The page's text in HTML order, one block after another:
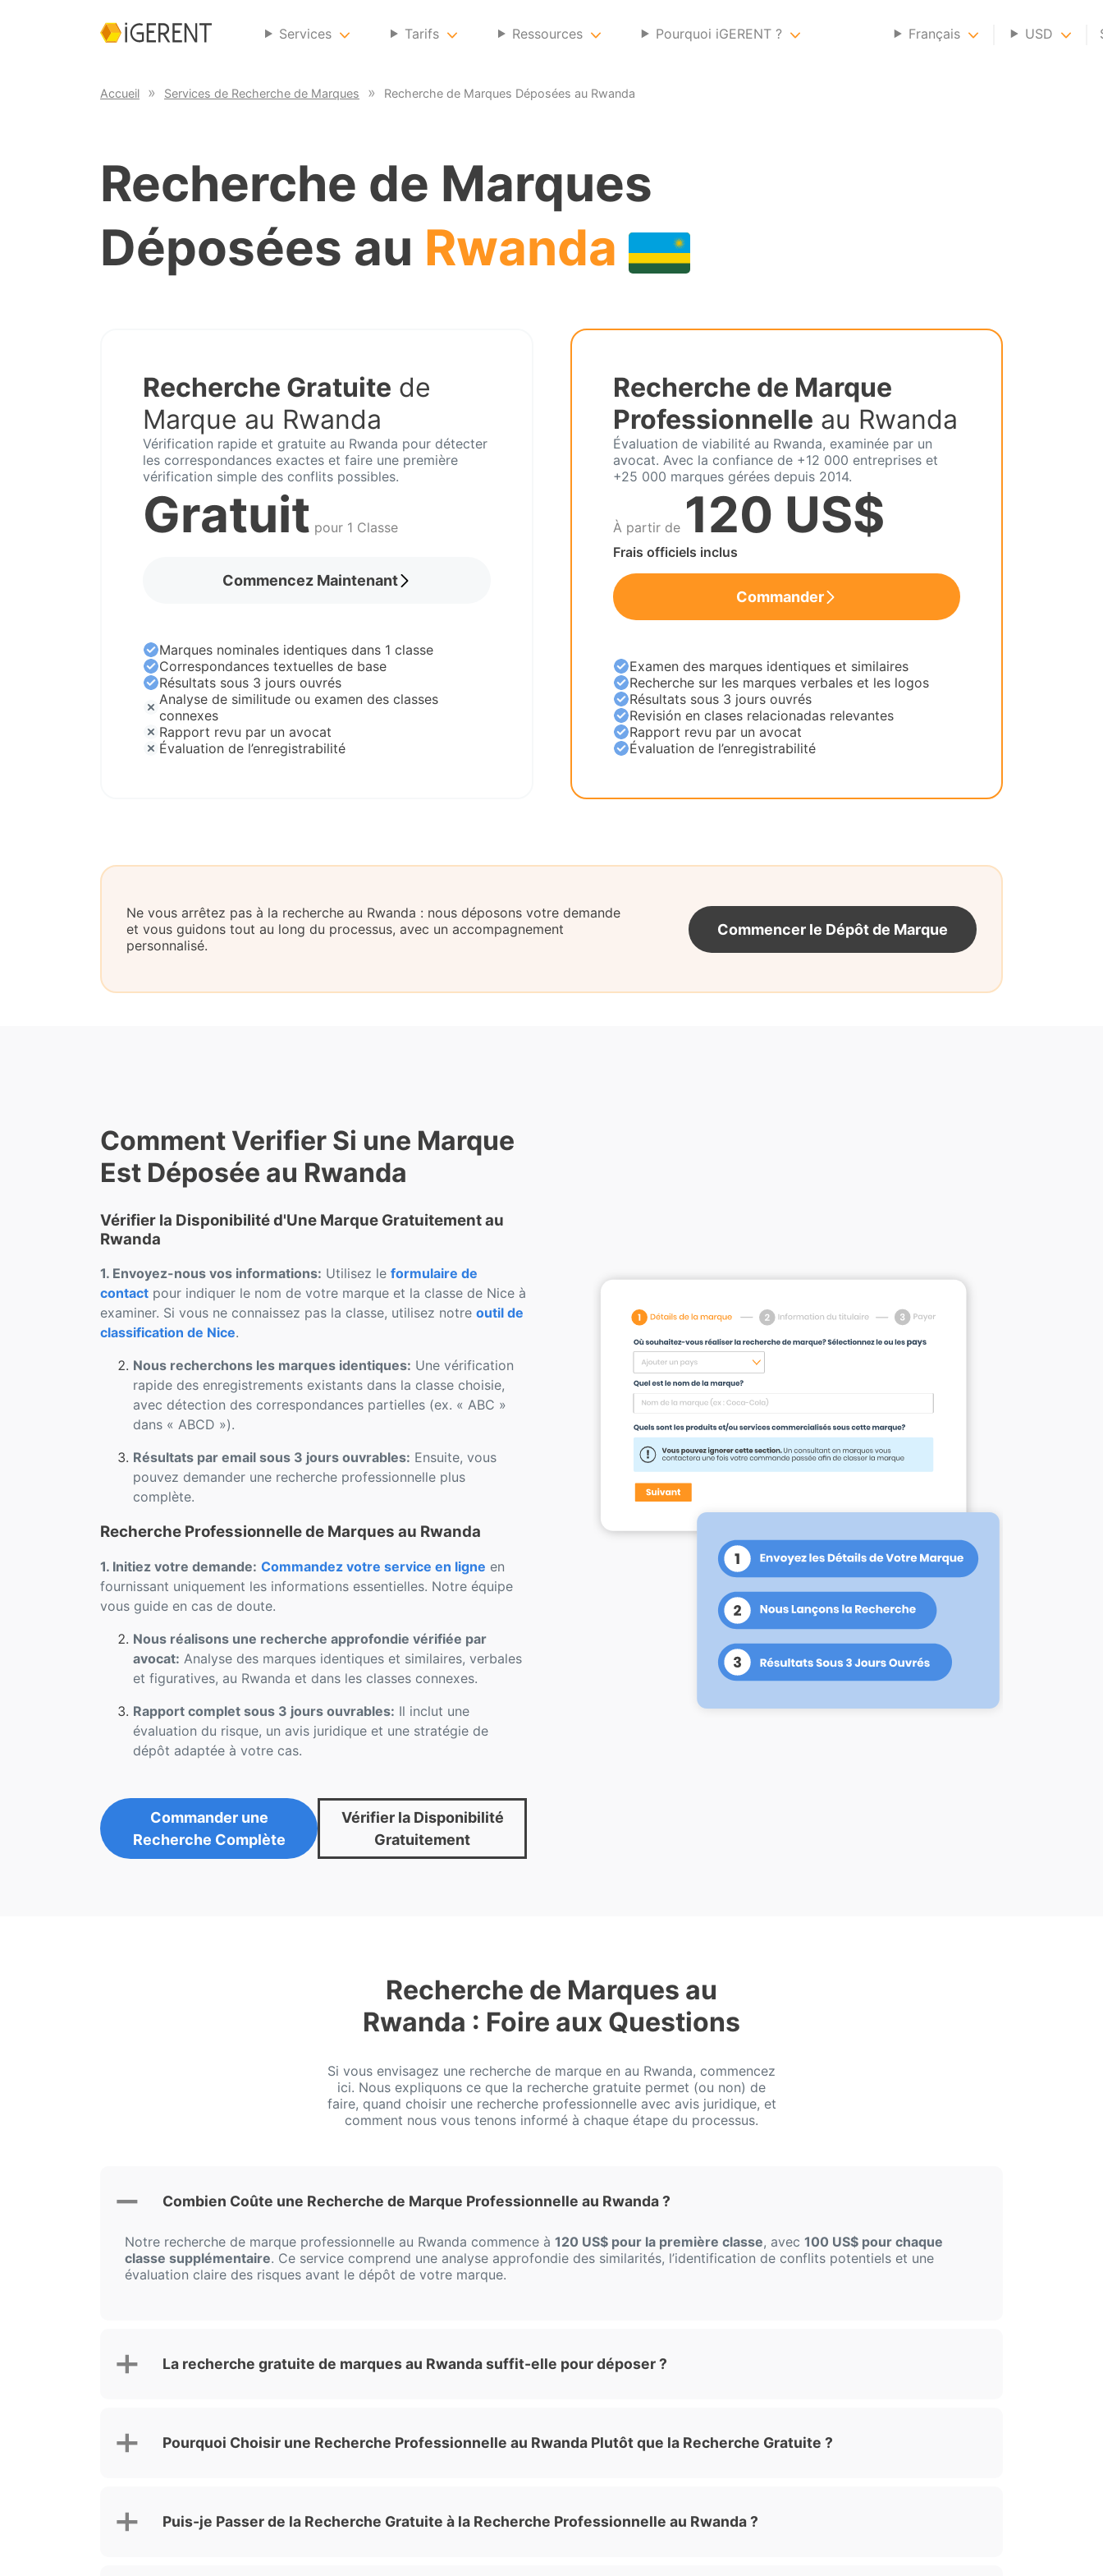
Services Tarifs Ressources Pourquoi iGERENT ? Français USD
Accueil Services de Recherche de Marques Recherche de Marques Déposées au Rwanda
Recherche de Marques
Déposées au Rwanda
Recherche Gratuite de
Marque au Rwanda
Vérification rapide et gratuite au Rwanda pour détecter
les correspondances exactes et faire une première
vérification simple des conflits possibles.
Gratuit pour 1 Classe
Commencez Maintenant
Marques nominales identiques dans 1 classe
Correspondances textuelles de base
Résultats sous 3 jours ouvrés
Analyse de similitude ou examen des classes
connexes
Rapport revu par un avocat
Évaluation de l’enregistrabilité
Recherche de Marque
Professionnelle au Rwanda
Évaluation de viabilité au Rwanda, examinée par un
avocat. Avec la confiance de +12 000 entreprises et
+25 000 marques gérées depuis 2014.
À partir de 120 US$
Frais officiels inclus
Commander
Examen des marques identiques et similaires
Recherche sur les marques verbales et les logos
Résultats sous 3 jours ouvrés
Revisión en clases relacionadas relevantes
Rapport revu par un avocat
Évaluation de l’enregistrabilité
Ne vous arrêtez pas à la recherche au Rwanda : nous déposons votre demande
et vous guidons tout au long du processus, avec un accompagnement
personnalisé.
Commencer le Dépôt de Marque
Comment Verifier Si une Marque
Est Déposée au Rwanda
Vérifier la Disponibilité d'Une Marque Gratuitement au
Rwanda
1. Envoyez-nous vos informations: Utilisez le formulaire de
contact pour indiquer le nom de votre marque et la classe de Nice à
examiner. Si vous ne connaissez pas la classe, utilisez notre outil de
classification de Nice.
Nous recherchons les marques identiques: Une vérification
rapide des enregistrements existants dans la classe choisie,
avec détection des correspondances partielles (ex. « ABC »
dans « ABCD »).
Résultats par email sous 3 jours ouvrables: Ensuite, vous
pouvez demander une recherche professionnelle plus
complète.
Recherche Professionnelle de Marques au Rwanda
1. Initiez votre demande: Commandez votre service en ligne en
fournissant uniquement les informations essentielles. Notre équipe
vous guide en cas de doute.
Nous réalisons une recherche approfondie vérifiée par
avocat: Analyse des marques identiques et similaires, verbales
et figuratives, au Rwanda et dans les classes connexes.
Rapport complet sous 3 jours ouvrables: Il inclut une
évaluation du risque, un avis juridique et une stratégie de
dépôt adaptée à votre cas.
Commander une
Recherche Complète
Vérifier la Disponibilité
Gratuitement
Recherche de Marques au
Rwanda : Foire aux Questions
Si vous envisagez une recherche de marque en au Rwanda, commencez
ici. Nous expliquons ce que la recherche gratuite permet (ou non) de
faire, quand choisir une recherche professionnelle avec avis juridique, et
comment nous vous tenons informé à chaque étape du processus.
Combien Coûte une Recherche de Marque Professionnelle au Rwanda ?
Notre recherche de marque professionnelle au Rwanda commence à 120 US$ pour la première classe, avec 100 US$ pour chaque
classe supplémentaire. Ce service comprend une analyse approfondie des similarités, l’identification de conflits potentiels et une
évaluation claire des risques avant le dépôt de votre marque.
La recherche gratuite de marques au Rwanda suffit-elle pour déposer ?
Pourquoi Choisir une Recherche Professionnelle au Rwanda Plutôt que la Recherche Gratuite ?
Puis-je Passer de la Recherche Gratuite à la Recherche Professionnelle au Rwanda ?